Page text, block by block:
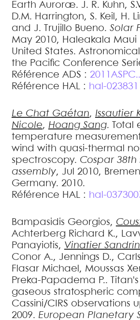
Earth Auroræ. J. R. Kuhn,
D.M. Harrington, S. Keil, H.
and J. Trujillo Bueno. Solar
May 2010, Haleakala Maui
United States.
the Pacific Conference
Référence ADS :
Référence HAL : hal-
Le Chat Gaétan, Issautier
Nicole, Hoang Sang.
Total
temperature
wind with quasi-thermal
spectroscopy. Cospar 38th
assembly, Jul 2010,
Germany. 2010.
Référence HAL : hal-
Bampasidis Georgios,
Achterberg Richard K.,
Panayiotis, Vinatier
Conor A., Jennings D.,
Flasar Michael , Moussas
Preka-Papadema P..
gaseous stratospheric
Cassini/CIRS observations
2009. European Planetary